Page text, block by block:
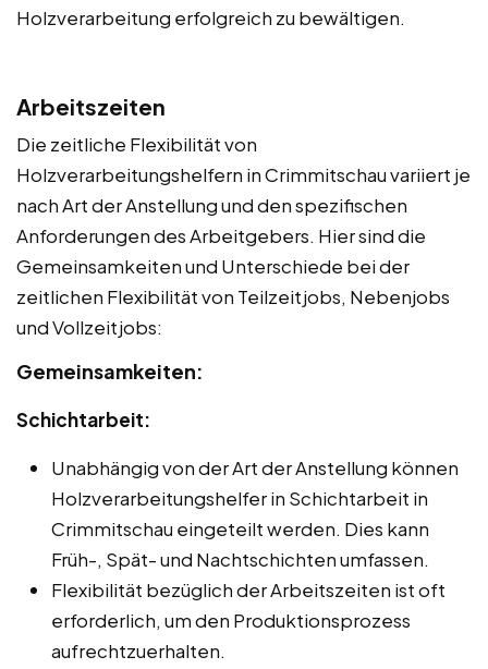
Holzverarbeitung erfolgreich zu bewältigen.
Arbeitszeiten
Die zeitliche Flexibilität von
Holzverarbeitungshelfern in Crimmitschau variiert je
nach Art der Anstellung und den spezifischen
Anforderungen des Arbeitgebers. Hier sind die
Gemeinsamkeiten und Unterschiede bei der
zeitlichen Flexibilität von Teilzeitjobs, Nebenjobs
und Vollzeitjobs:
Gemeinsamkeiten:
Schichtarbeit:
Unabhängig von der Art der Anstellung können
Holzverarbeitungshelfer in Schichtarbeit in
Crimmitschau eingeteilt werden. Dies kann
Früh-, Spät- und Nachtschichten umfassen.
Flexibilität bezüglich der Arbeitszeiten ist oft
erforderlich, um den Produktionsprozess
aufrechtzuerhalten.